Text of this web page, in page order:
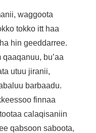
waggoota
tokko itt haa
hin geeddarree.
bu’aa
utuu jiranii,
barbaadu.
finnaa
calaqisaniin
qabsoon saboota,